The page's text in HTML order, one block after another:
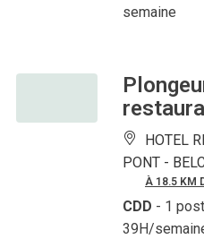
semaine
HOTEL
PONT -
À 18.5 KM
CDD - 1
39H/